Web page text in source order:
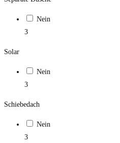
Nein
3
Solar
Nein
3
Schiebedach
Nein
3